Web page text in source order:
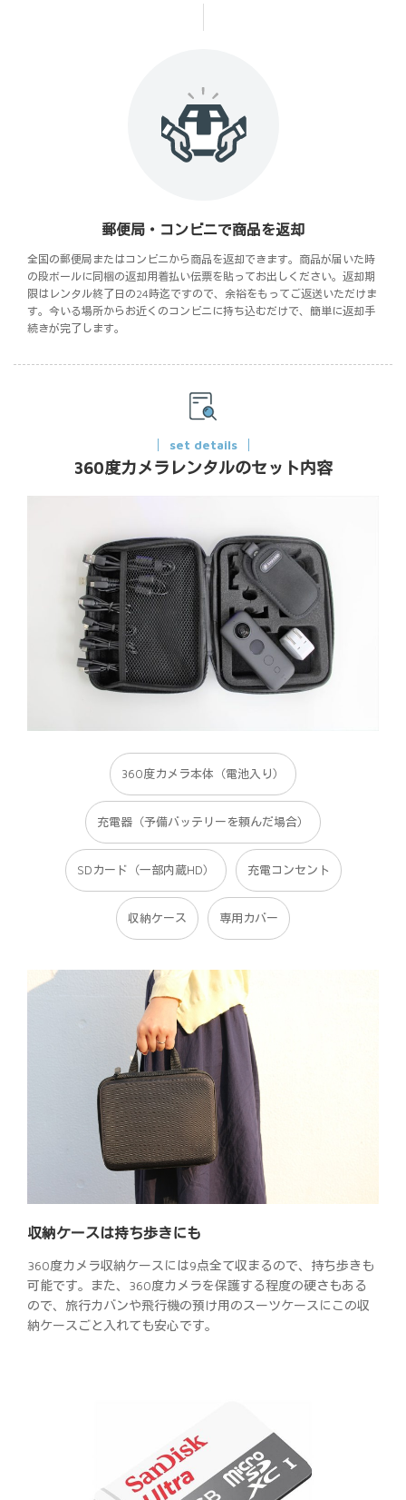
郵便局・コンビニで商品を返却
全国の郵便局またはコンビニから商品を返却できます。商品が届いた時
の段ボールに同梱の返却用着払い伝票を貼ってお出しください。返却期
限はレンタル終了日の24時迄ですので、余裕をもってご返送いただけま
す。今いる場所からお近くのコンビニに持ち込むだけで、簡単に返却手
続きが完了します。
set details
360度カメラレンタルのセット内容
360度カメラ本体（電池入り）
充電器（予備バッテリーを頼んだ場合）
SDカード（一部内蔵HD） 充電コンセント
収納ケース 専用カバー
収納ケースは持ち歩きにも
360度カメラ収納ケースには9点全て収まるので、持ち歩きも
可能です。また、360度カメラを保護する程度の硬さもある
ので、旅行カバンや飛行機の預け用のスーツケースにこの収
納ケースごと入れても安心です。